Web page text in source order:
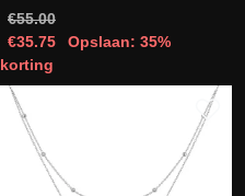
€55.00
€35.75
Opslaan: 35%
korting